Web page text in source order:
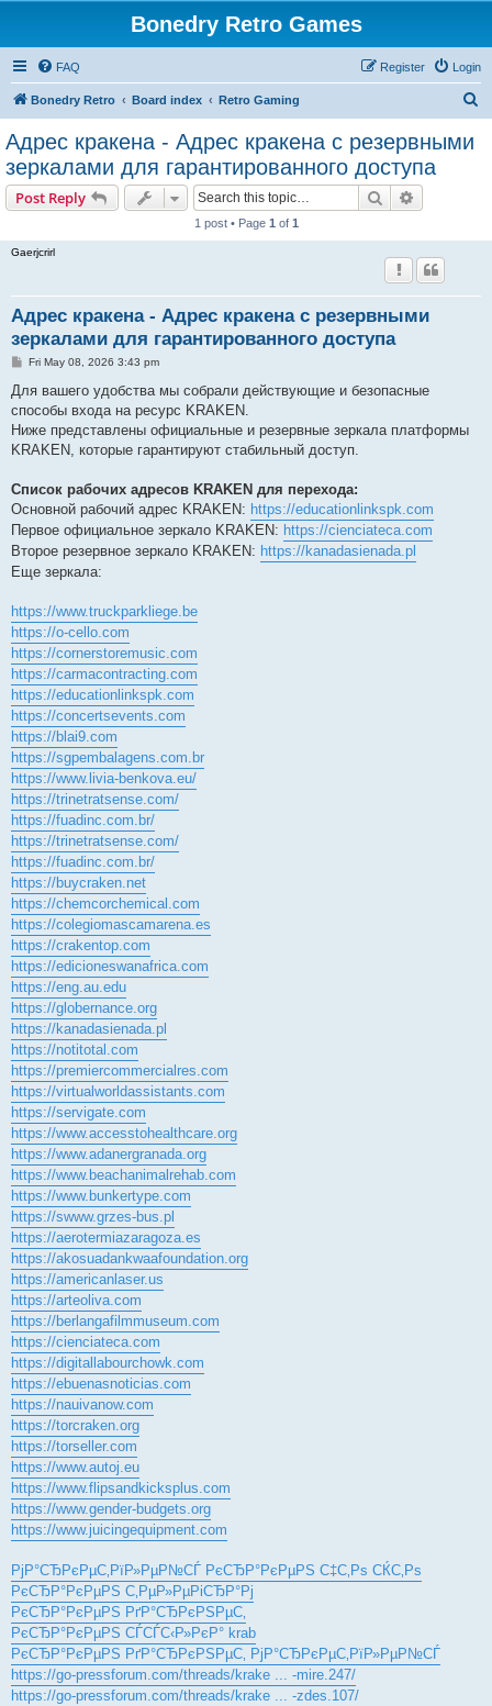
Bonedry Retro Games
FAQ Login
Register
Bonedry Retro Board index Retro Gaming
Адрес кракена - Адрес кракена с резервными
зеркалами для гарантированного доступа
Post Reply Search
1 post • Page 1 of 1
Gaerjcrirl
Адрес кракена - Адрес кракена с резервными
зеркалами для гарантированного доступа
P
s
Fri May 08, 2026 3:43 pm
Для вашего удобства мы собрали действующие и безопасные
способы входа на ресурс KRAKEN.
Ниже представлены официальные и резервные зеркала платформы
KRAKEN, которые гарантируют стабильный доступ.
Список рабочих адресов KRAKEN для перехода:
Основной рабочий адрес KRAKEN: https://educationlinkspk.com
Первое официальное зеркало KRAKEN: https://cienciateca.com
Второе резервное зеркало KRAKEN: https://kanadasienada.pl
Еще зеркала:
https://www.truckparkliege.be
https://o-cello.com
https://cornerstoremusic.com
https://carmacontracting.com
https://educationlinkspk.com
https://concertsevents.com
https://blai9.com
https://sgpembalagens.com.br
https://www.livia-benkova.eu/
https://trinetratsense.com/
https://fuadinc.com.br/
https://trinetratsense.com/
https://fuadinc.com.br/
https://buycraken.net
https://chemcorchemical.com
https://colegiomascamarena.es
https://crakentop.com
https://edicioneswanafrica.com
https://eng.au.edu
https://globernance.org
https://kanadasienada.pl
https://notitotal.com
https://premiercommercialres.com
https://virtualworldassistants.com
https://servigate.com
https://www.accesstohealthcare.org
https://www.adanergranada.org
https://www.beachanimalrehab.com
https://www.bunkertype.com
https://swww.grzes-bus.pl
https://aerotermiazaragoza.es
https://akosuadankwaafoundation.org
https://americanlaser.us
https://arteoliva.com
https://berlangafilmmuseum.com
https://cienciateca.com
https://digitallabourchowk.com
https://ebuenasnoticias.com
https://nauivanow.com
https://torcraken.org
https://torseller.com
https://www.autoj.eu
https://www.flipsandkicksplus.com
https://www.gender-budgets.org
https://www.juicingequipment.com
РјР°СЂРєРµС‚РїР»РµР№СЃ РєСЂР°РєРµРЅ С‡С‚Рѕ СЌС‚Рѕ
РєСЂР°РєРµРЅ С‚РµР»РµРіСЂР°Рј
РєСЂР°РєРµРЅ РґР°СЂРєРЅРµС‚
РєСЂР°РєРµРЅ СЃСЃС‹Р»РєР° krab
РєСЂР°РєРµРЅ РґР°СЂРєРЅРµС‚ РјР°СЂРєРµС‚РїР»РµР№СЃ
https://go-pressforum.com/threads/krake ... -mire.247/
https://go-pressforum.com/threads/krake ... -zdes.107/